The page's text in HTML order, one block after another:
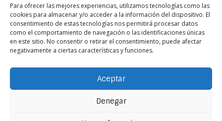
Para ofrecer las mejores experiencias, utilizamos tecnologías como las
cookies para almacenar y/o acceder a la información del dispositivo. El
consentimiento de estas tecnologías nos permitirá procesar datos
como el comportamiento de navegación o las identificaciones únicas
en este sitio. No consentir o retirar el consentimiento, puede afectar
negativamente a ciertas características y funciones.
Aceptar
Denegar
garantía de rendimiento o éxito en el futuro.
Declaración de la Sala de Operaciones en Directo:
Esta presentación sólo tiene fines educativos y las
opiniones expresadas son las del presentador del
considerarse hipotéticas y no debe esperarse que se